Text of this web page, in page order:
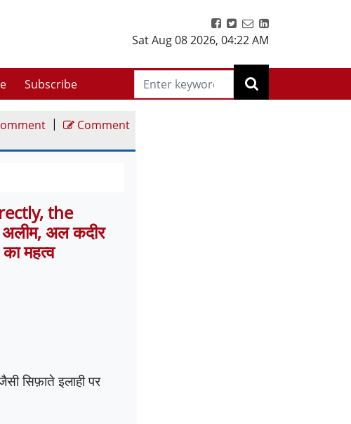
Sat Aug 08 2026, 04:22 AM
Subscribe
| Comment
the
अल कदीर
महत्व
सिफ़ाते इलाही पर